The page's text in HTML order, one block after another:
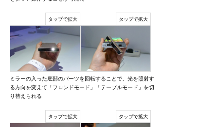
ミラーの入った底部のパーツを回転することで、光を照射す
る方向を変えて「フロンドモード」「テーブルモード」を切
り替えられる